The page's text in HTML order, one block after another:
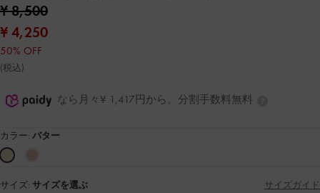
¥ 8,500
¥ 4,250
50% OFF
(税込)
なら月々¥ 1,417円から。分割手数料無料
カラー: バター
サイズ: サイズを選ぶ サイズガイド